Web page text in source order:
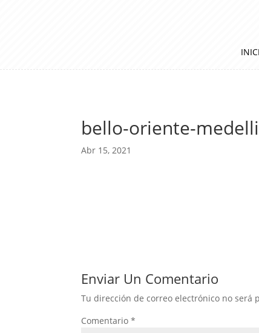
bello-oriente-
Abr 15, 2021
Enviar Un Comentario
Tu dirección de correo electrónico no será
Comentario*